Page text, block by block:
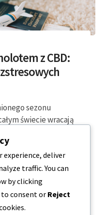
z CBD:
sezonu
świecie wracają
25
experience, deliver
traffic. You can
by clicking
to consent or Reject